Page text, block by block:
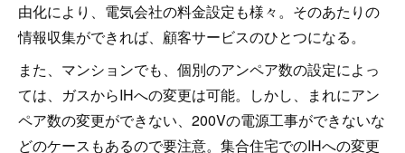
由化により、電気会社の料金設定も様々。そのあたりの
情報収集ができれば、顧客サービスのひとつになる。
また、マンションでも、個別のアンペア数の設定によっ
ては、ガスからIHへの変更は可能。しかし、まれにアン
ペア数の変更ができない、200Vの電源工事ができないな
どのケースもあるので要注意。集合住宅でのIHへの変更